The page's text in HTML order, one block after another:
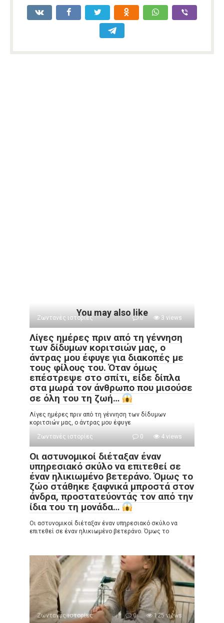
You may also like
Ζωντανές ιστορίες 0 3 views
Λίγες ημέρες πριν από τη γέννηση
των δίδυμων κοριτσιών μας, ο
άντρας μου έφυγε για διακοπές με
τους φίλους του. Όταν όμως
επέστρεψε στο σπίτι, είδε δίπλα
στα μωρά τον άνθρωπο που μισούσε
σε όλη του τη ζωή…
Λίγες ημέρες πριν από τη γέννηση των δίδυμων
κοριτσιών μας, ο άντρας μου έφυγε
Ζωντανές ιστορίες
0 4 views
Οι αστυνομικοί διέταξαν έναν
υπηρεσιακό σκύλο να επιτεθεί σε
έναν ηλικιωμένο βετεράνο. Όμως το
ζώο στάθηκε ξαφνικά μπροστά στον
άνδρα, προστατεύοντάς τον από την
ίδια του τη μονάδα…
Οι αστυνομικοί διέταξαν έναν υπηρεσιακό σκύλο να
επιτεθεί σε έναν ηλικιωμένο βετεράνο. Όμως το
Ζωντανές ιστορίες 0 125 views